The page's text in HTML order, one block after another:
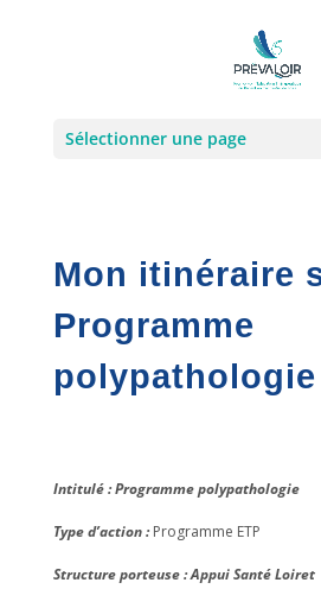
Sélectionner une page
Mon itinéraire
Programme
polypathologie
Intitulé : Programme polypathologie
Type d’action :Programme ETP
Structure porteuse : Appui Santé Loiret